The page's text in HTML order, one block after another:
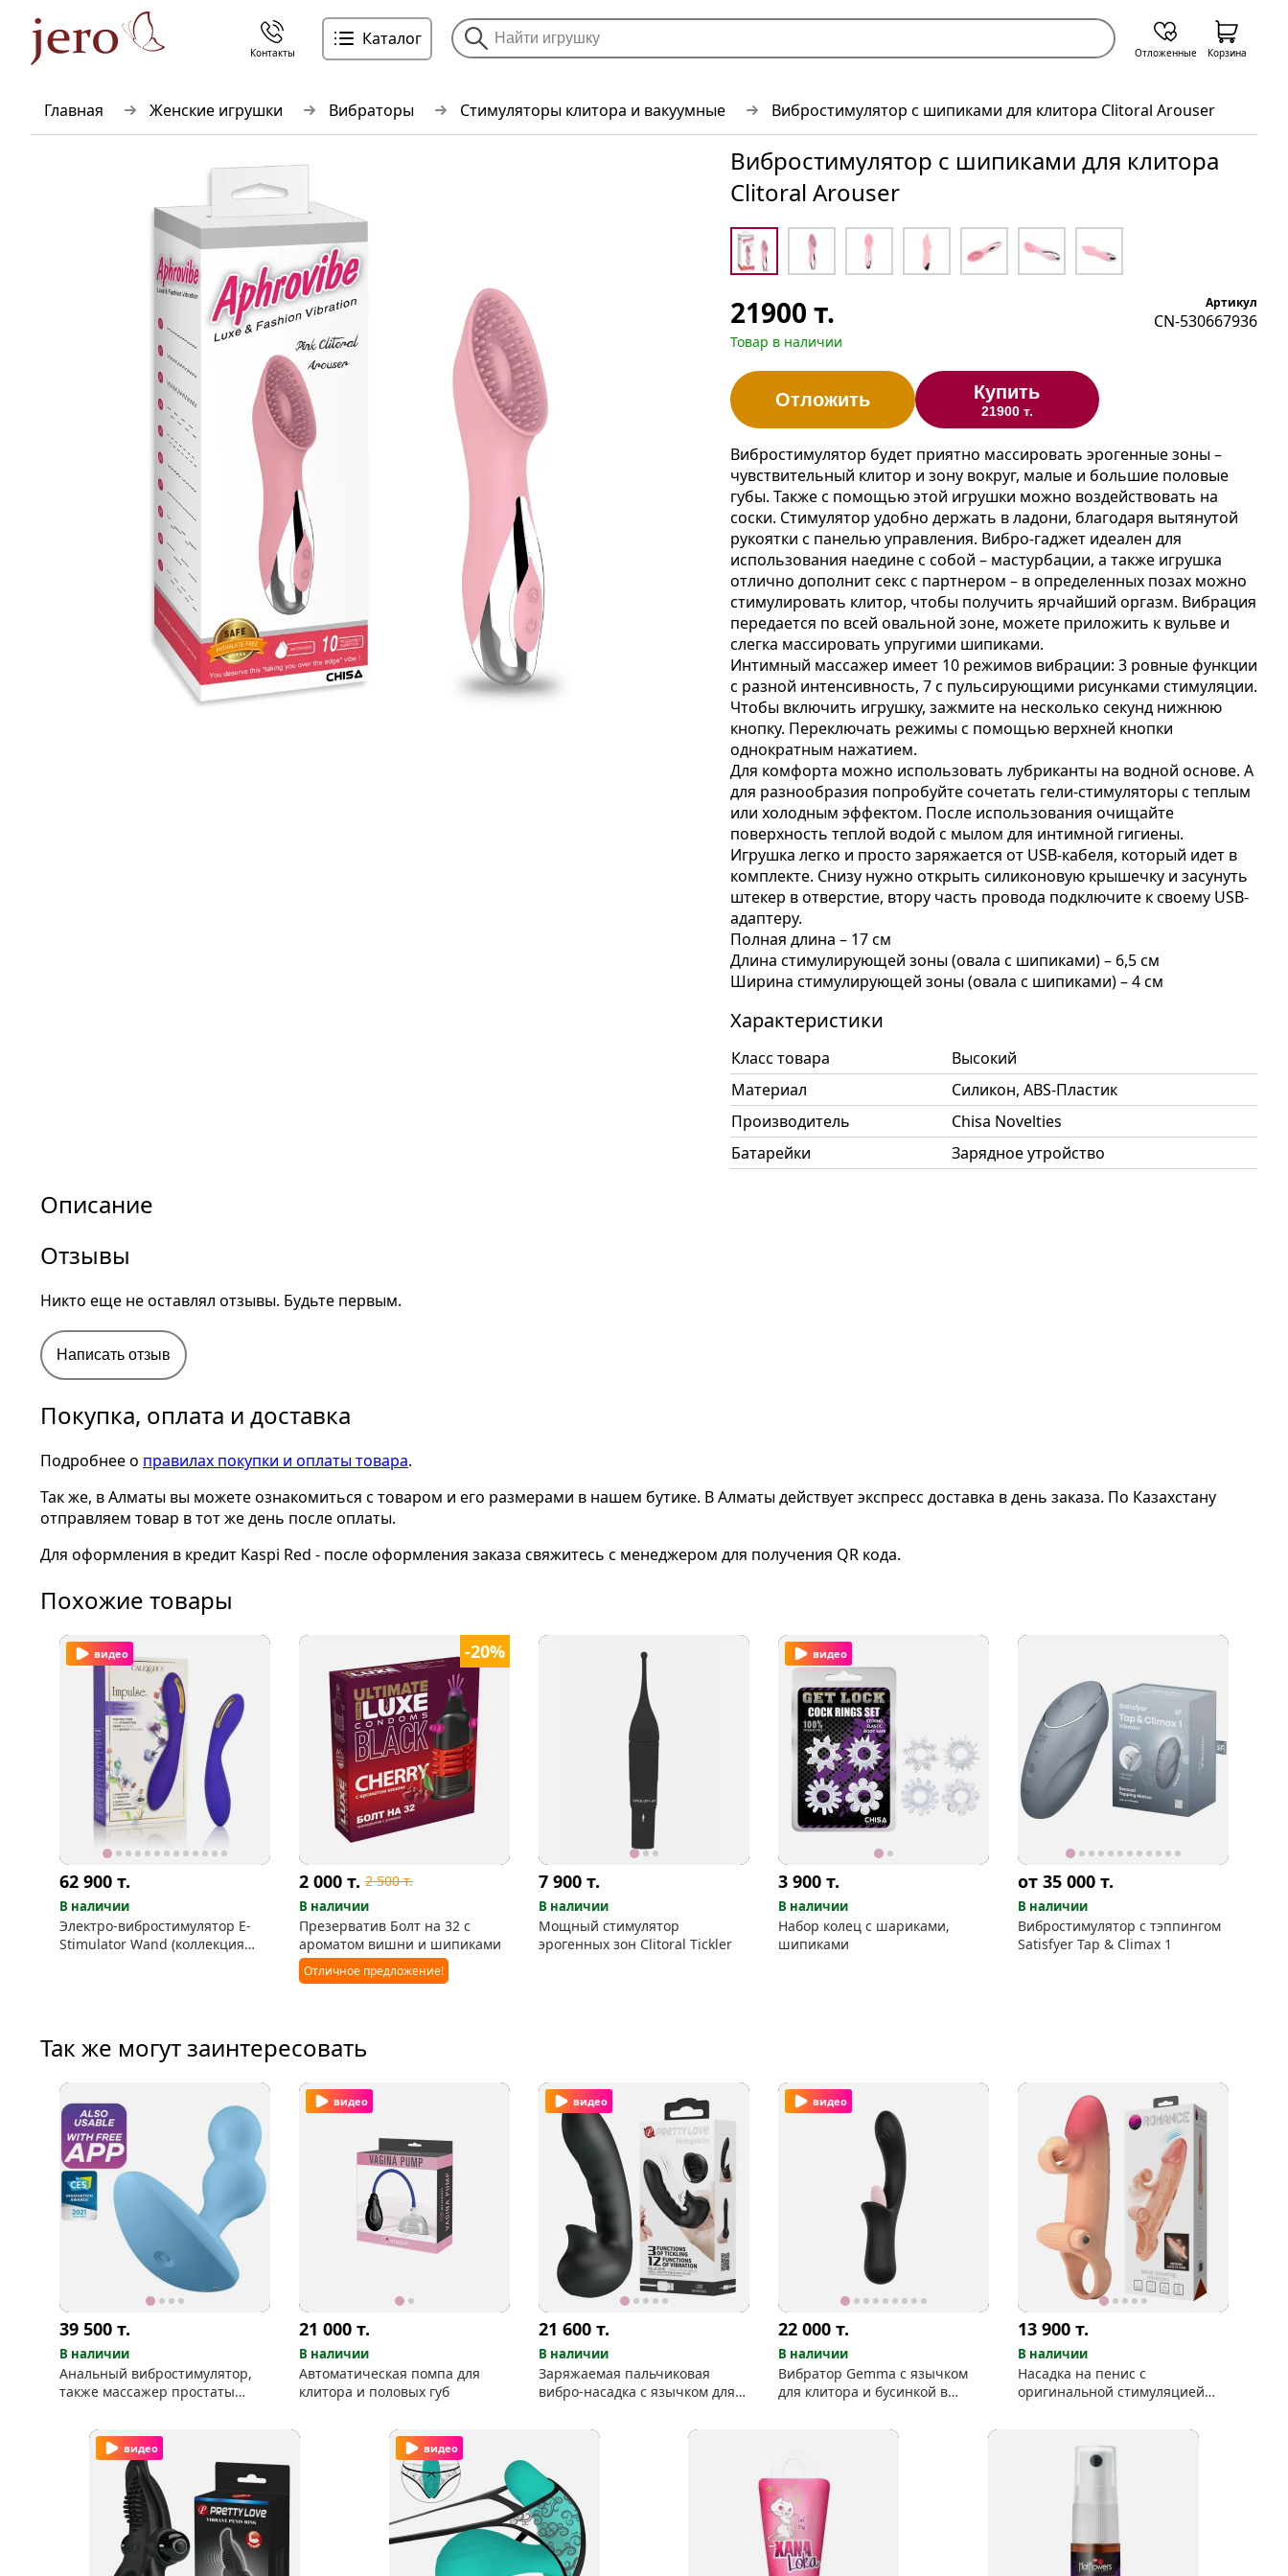
Главная Женские игрушки Вибраторы Стимуляторы клитора и вакуумные Вибростимулятор с шипиками для клитора Clitoral Arouser
Вибростимулятор с шипиками для клитора
Clitoral Arouser
21900 т.
Товар в наличии
Артикул
CN-530667936
Отложить Купить
21900 т.
Вибростимулятор будет приятно массировать эрогенные зоны –
чувствительный клитор и зону вокруг, малые и большие половые
губы. Также с помощью этой игрушки можно воздействовать на
соски. Стимулятор удобно держать в ладони, благодаря вытянутой
рукоятки с панелью управления. Вибро-гаджет идеален для
использования наедине с собой – мастурбации, а также игрушка
отлично дополнит секс с партнером – в определенных позах можно
стимулировать клитор, чтобы получить ярчайший оргазм. Вибрация
передается по всей овальной зоне, можете приложить к вульве и
слегка массировать упругими шипиками.
Интимный массажер имеет 10 режимов вибрации: 3 ровные функции
с разной интенсивность, 7 с пульсирующими рисунками стимуляции.
Чтобы включить игрушку, зажмите на несколько секунд нижнюю
кнопку. Переключать режимы с помощью верхней кнопки
однократным нажатием.
Для комфорта можно использовать лубриканты на водной основе. А
для разнообразия попробуйте сочетать гели-стимуляторы с теплым
или холодным эффектом. После использования очищайте
поверхность теплой водой с мылом для интимной гигиены.
Игрушка легко и просто заряжается от USB-кабеля, который идет в
комплекте. Снизу нужно открыть силиконовую крышечку и засунуть
штекер в отверстие, втору часть провода подключите к своему USB-
адаптеру.
Полная длина – 17 см
Длина стимулирующей зоны (овала с шипиками) – 6,5 см
Ширина стимулирующей зоны (овала с шипиками) – 4 см
Характеристики
Класс товара
Высокий
Материал
Силикон, ABS-Пластик
Производитель
Chisa Novelties
Батарейки
Зарядное утройство
Описание
Отзывы
Никто еще не оставлял отзывы. Будьте первым.
Написать отзыв
Покупка, оплата и доставка
Подробнее о правилах покупки и оплаты товара.
Так же, в Алматы вы можете ознакомиться с товаром и его размерами в нашем бутике. В Алматы действует экспресс доставка в день заказа. По Казахстану
отправляем товар в тот же день после оплаты.
Для оформления в кредит Kaspi Red - после оформления заказа свяжитесь с менеджером для получения QR кода.
Похожие товары
видео
62 900 т.
В наличии
Электро-вибростимулятор E-
Stimulator Wand (коллекция
-20%
2 000 т. 2 500т.
В наличии
Презерватив Болт на 32 с
ароматом вишни и шипиками
Отличное предложение!
7 900 т.
В наличии
Мощный стимулятор
эрогенных зон Clitoral Tickler
видео
3 900 т.
В наличии
Набор колец с шариками,
шипиками
от 35 000 т.
В наличии
Вибростимулятор с тэппингом
Satisfyer Tap & Climax 1
Так же могут заинтересовать
39 500 т.
В наличии
Анальный вибростимулятор,
также массажер простаты
видео
21 000 т.
В наличии
Автоматическая помпа для
клитора и половых губ
видео
21 600 т.
В наличии
Заряжаемая пальчиковая
вибро-насадка с язычком для
видео
22 000 т.
В наличии
Вибратор Gemma с язычком
для клитора и бусинкой в
13 900 т.
В наличии
Насадка на пенис c
оригинальной стимуляцией
видео видео
Контакты
Каталог
Отложенные Корзина